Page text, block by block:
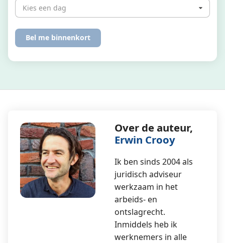
Kies een dag
Over de auteur,
Erwin Crooy
Ik ben sinds 2004 als
juridisch adviseur
werkzaam in het
arbeids- en
ontslagrecht.
Inmiddels heb ik
werknemers in alle